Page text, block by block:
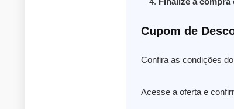
Cupom de
Confira as condições
Acesse a oferta e